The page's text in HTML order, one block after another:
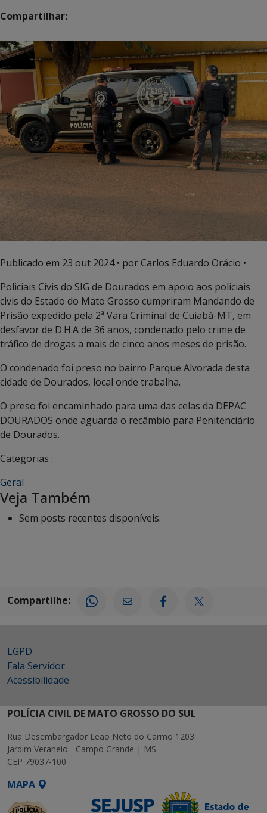
Compartilhar:
Publicado em 23 out 2024• por Carlos Eduardo Orácio •
Policiais Civis do SIG de Dourados em apoio aos policiais
civis do Estado do Mato Grosso cumpriram Mandando de
Prisão expedido pela 2ª Vara Criminal de Cuiabá-MT, em
desfavor de D.H.A de 36 anos, condenado pelo crime de
tráfico de drogas a mais de cinco anos meses de prisão.
O condenado foi preso no bairro Parque Alvorada desta
cidade de Dourados, local onde trabalha.
O preso foi encaminhado para uma das celas da DEPAC
DOURADOS onde aguarda o recâmbio para Penitenciário
de Dourados.
Categorias :
Geral
Veja Também
Sem posts recentes disponíveis.
Compartilhe:
LGPD
Fala Servidor
Acessibilidade
POLÍCIA CIVIL DE MATO GROSSO DO SUL
Rua Desembargador Leão Neto do Carmo 1203
Jardim Veraneio - Campo Grande | MS
CEP 79037-100
MAPA